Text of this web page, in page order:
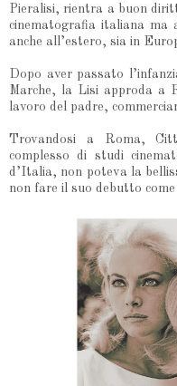
Pieralisi, rientra a buon
cinematografia italiana ma
anche all’estero, sia in
Dopo aver passato
Marche, la Lisi approda a
lavoro del padre,
Trovandosi a Roma,
complesso di studi
d’Italia, non poteva la
non fare il suo debutto